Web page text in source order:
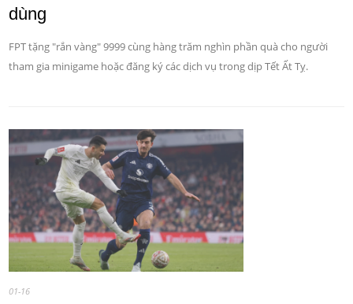
dùng
FPT tặng "rắn vàng" 9999 cùng hàng trăm nghìn phần quà cho người
tham gia minigame hoặc đăng ký các dịch vụ trong dịp Tết Ất Tỵ.
01-16